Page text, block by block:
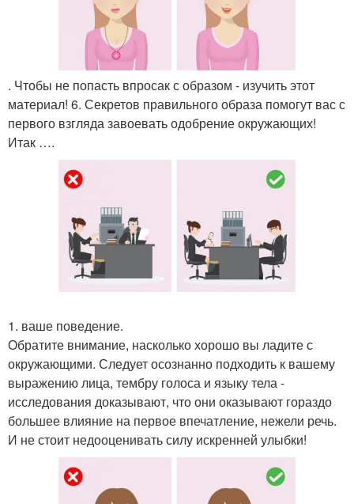
. Чтобы не попасть впросак с образом - изучить этот
материал! 6. Секретов правильного образа помогут вас с
первого взгляда завоевать одобрение окружающих!
Итак ….
1. ваше поведение.
Обратите внимание, насколько хорошо вы ладите с
окружающими. Следует осознанно подходить к вашему
выражению лица, тембру голоса и языку тела -
исследования доказывают, что они оказывают гораздо
большее влияние на первое впечатление, нежели речь.
И не стоит недооценивать силу искренней улыбки!